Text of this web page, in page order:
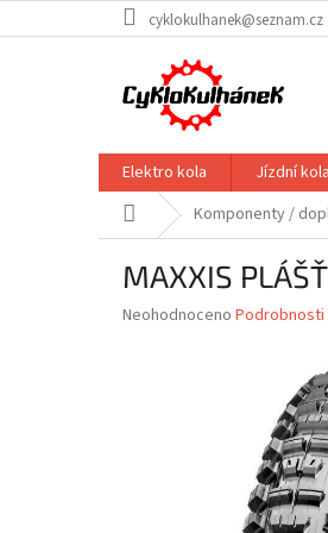
na
cyklokulhanek@seznam.cz
Elektro kola Jízdní kola
Domů Komponenty /
MAXXIS
Průměrné
Neohodnoceno